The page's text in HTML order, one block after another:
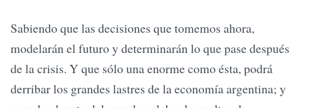
Sabiendo que las decisiones que tomemos ahora,
modelarán el futuro y determinarán lo que pase después
de la crisis. Y que sólo una enorme como ésta, podrá
derribar los grandes lastres de la economía argentina; y